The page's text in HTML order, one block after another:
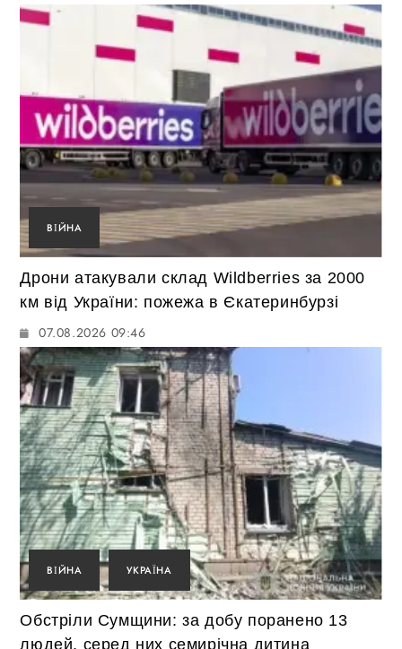
ВІЙНА
Дрони атакували склад Wildberries за 2000
км від України: пожежа в Єкатеринбурзі
07.08.2026 09:46
ВІЙНА УКРАЇНА
Обстріли Сумщини: за добу поранено 13
людей, серед них семирічна дитина